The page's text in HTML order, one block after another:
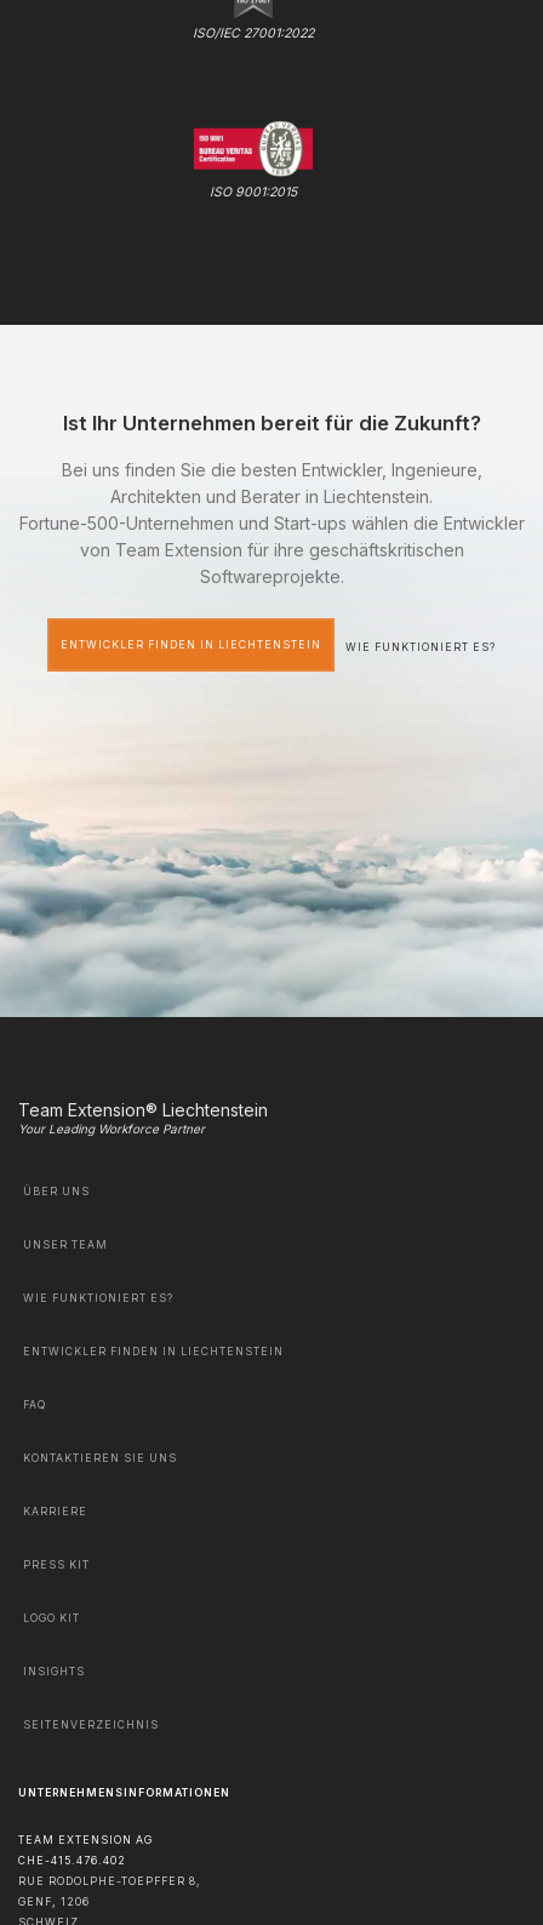
ISO/IEC 27001:2022
ISO 9001:2015
Ist Ihr Unternehmen bereit für die Zukunft?
Bei uns finden Sie die besten Entwickler, Ingenieure,
Architekten und Berater in Liechtenstein.
Fortune-500-Unternehmen und Start-ups wählen die Entwickler
von Team Extension für ihre geschäftskritischen
Softwareprojekte.
ENTWICKLER FINDEN IN LIECHTENSTEIN WIE FUNKTIONIERT ES?
Team Extension® Liechtenstein
Your Leading Workforce Partner
ÜBER UNS
UNSER TEAM
WIE FUNKTIONIERT ES?
ENTWICKLER FINDEN IN LIECHTENSTEIN
FAQ
KONTAKTIEREN SIE UNS
KARRIERE
PRESS KIT
LOGO KIT
INSIGHTS
SEITENVERZEICHNIS
UNTERNEHMENSINFORMATIONEN
TEAM EXTENSION AG
CHE-415.476.402
RUE RODOLPHE-TOEPFFER 8,
GENF, 1206